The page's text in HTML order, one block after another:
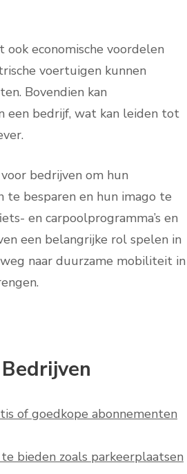
economische voordelen
voertuigen kunnen
Bovendien kan
een bedrijf, wat kan leiden tot
bedrijven om hun
besparen en hun imago te
en carpoolprogramma’s en
een belangrijke rol spelen in
naar duurzame mobiliteit in
of goedkope abonnementen
bieden zoals parkeerplaatsen